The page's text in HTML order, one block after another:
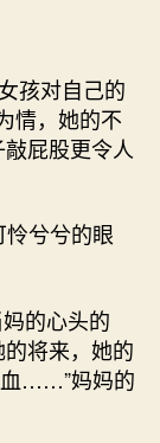
孩对自己的
情，她的不
屁股更令人
兮兮的眼
的心头的
将来，她的
血……”妈妈的